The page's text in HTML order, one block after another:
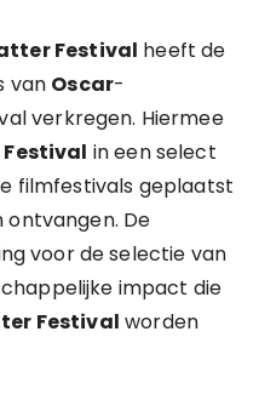
Festival heeft de
van Oscar-
verkregen. Hiermee
in een select
filmfestivals geplaatst
ontvangen. De
voor de selectie van
impact die
Festival worden